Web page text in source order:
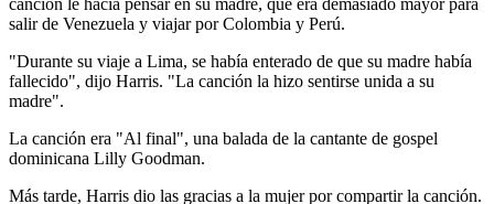
canción le hacía pensar en su madre, que era demasiado mayor para
salir de Venezuela y viajar por Colombia y Perú.
"Durante su viaje a Lima, se había enterado de que su madre había
fallecido", dijo Harris. "La canción la hizo sentirse unida a su
madre".
La canción era "Al final", una balada de la cantante de gospel
dominicana Lilly Goodman.
Más tarde, Harris dio las gracias a la mujer por compartir la canción.